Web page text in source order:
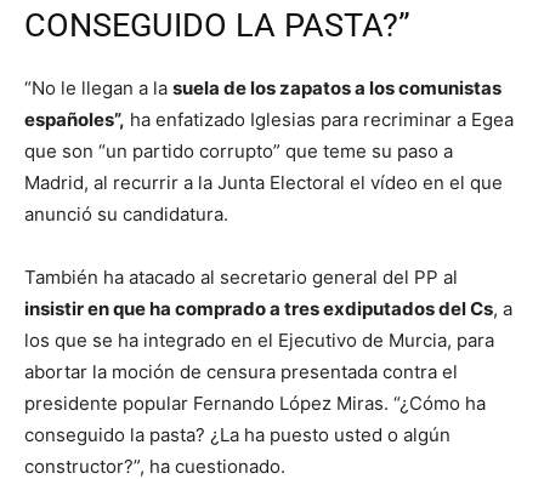
CONSEGUIDO LA PASTA?”
“No le llegan a la suela de los zapatos a los comunistas
españoles”, ha enfatizado Iglesias para recriminar a Egea
que son “un partido corrupto” que teme su paso a
Madrid, al recurrir a la Junta Electoral el vídeo en el que
anunció su candidatura.
También ha atacado al secretario general del PP al
insistir en que ha comprado a tres exdiputados del Cs, a
los que se ha integrado en el Ejecutivo de Murcia, para
abortar la moción de censura presentada contra el
presidente popular Fernando López Miras. “¿Cómo ha
conseguido la pasta? ¿La ha puesto usted o algún
constructor?”, ha cuestionado.